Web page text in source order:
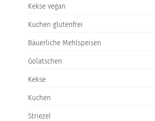
Kekse vegan
Kuchen glutenfrei
Bäuerliche Mehlspeisen
Golatschen
Kekse
Kuchen
Striezel